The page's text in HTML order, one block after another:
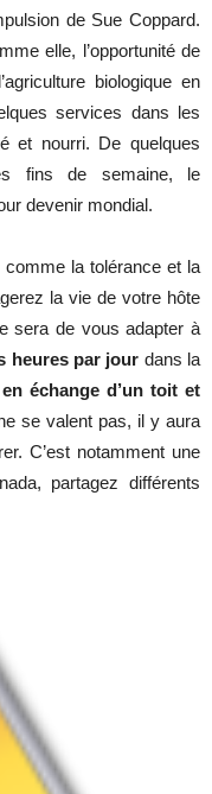
de Sue Coppard.
elle, l’opportunité de
biologique en
services dans les
et nourri. De quelques
fins de semaine, le
devenir mondial.
la tolérance et la
la vie de votre hôte
sera de vous adapter à
heures par jour dans la
en échange d’un toit et
se valent pas, il y aura
C’est notamment une
partagez différents